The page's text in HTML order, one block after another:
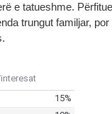
e tatueshme.
trungut familjar,